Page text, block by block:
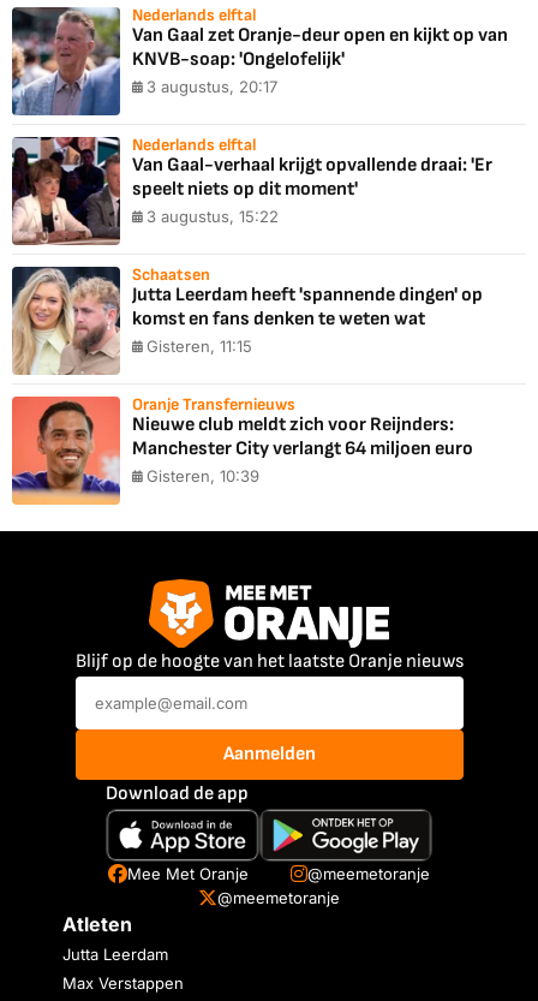
Nederlands elftal
Van Gaal zet Oranje-deur open en kijkt op van
KNVB-soap: 'Ongelofelijk'
3 augustus, 20:17
Nederlands elftal
Van Gaal-verhaal krijgt opvallende draai: 'Er
speelt niets op dit moment'
3 augustus, 15:22
Schaatsen
Jutta Leerdam heeft 'spannende dingen' op
komst en fans denken te weten wat
Gisteren, 11:15
Oranje Transfernieuws
Nieuwe club meldt zich voor Reijnders:
Manchester City verlangt 64 miljoen euro
Gisteren, 10:39
Blijf op de hoogte van het laatste Oranje nieuws
Aanmelden
Download de app
Mee Met Oranje
@meemetoranje
@meemetoranje
Atleten
Jutta Leerdam
Max Verstappen